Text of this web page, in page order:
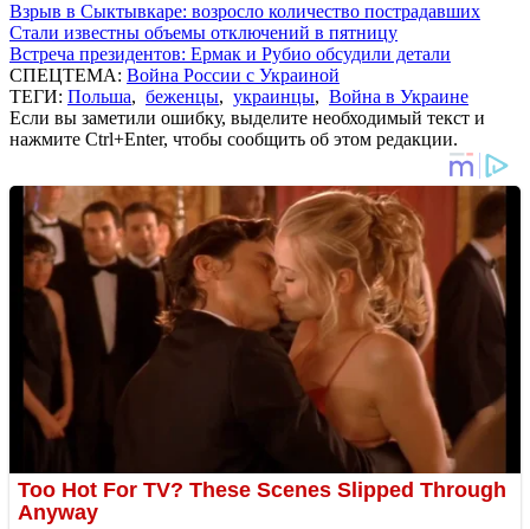
Взрыв в Сыктывкаре: возросло количество пострадавших
Стали известны объемы отключений в пятницу
Встреча президентов: Ермак и Рубио обсудили детали
СПЕЦТЕМА: Война России с Украиной
ТЕГИ: Польша, беженцы, украинцы, Война в Украине
Если вы заметили ошибку, выделите необходимый текст и
нажмите Ctrl+Enter, чтобы сообщить об этом редакции.